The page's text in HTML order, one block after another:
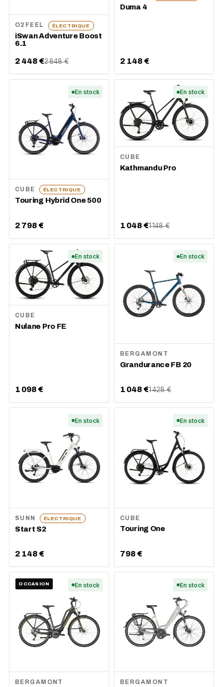
O2FEEL ÉLECTRIQUE
iSwan Adventure Boost
6.1
2 448 €2 848 €
Duma 4
2 148 €
En stock
CUBE ÉLECTRIQUE
Touring Hybrid One 500
2 798 €
En stock
CUBE
Kathmandu Pro
1 048 €1 148 €
En stock
CUBE
Nulane Pro FE
1 098 €
En stock
BERGAMONT
Grandurance FB 20
1 048 €1 428 €
En stock
SUNN ÉLECTRIQUE
Start S2
2 148 €
En stock
CUBE
Touring One
798 €
OCCASION En stock
BERGAMONT
En stock
BERGAMONT